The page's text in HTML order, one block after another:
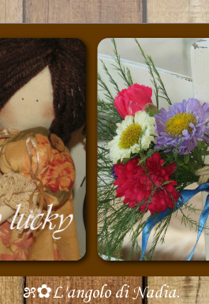
೫✿L'angolo di Nadia.